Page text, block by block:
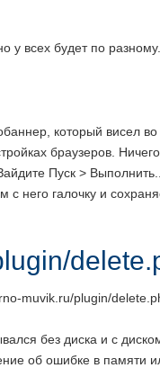
у всех будет по разному.
который висел
браузеров.
Пуск >
него галочку и
muvik.ru/plugin/
без диска и с
об ошибке в памяти